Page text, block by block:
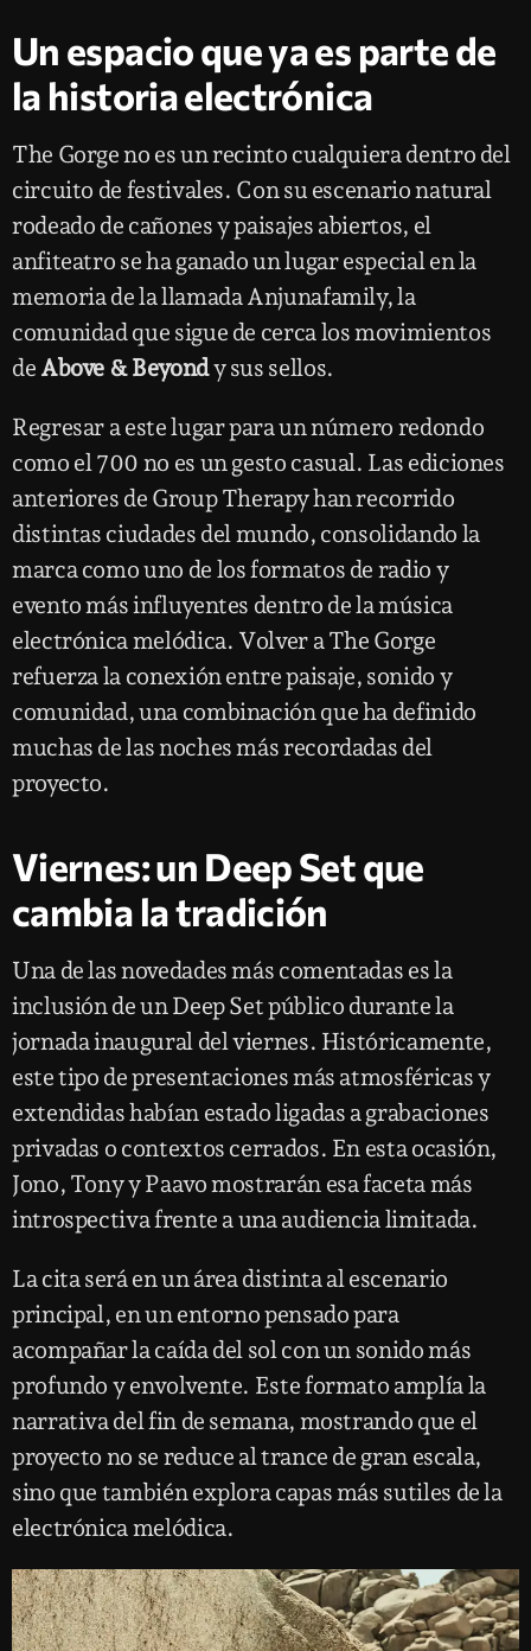
Un espacio que ya es parte de
la historia electrónica
The Gorge no es un recinto cualquiera dentro del
circuito de festivales. Con su escenario natural
rodeado de cañones y paisajes abiertos, el
anfiteatro se ha ganado un lugar especial en la
memoria de la llamada Anjunafamily, la
comunidad que sigue de cerca los movimientos
de Above & Beyondy sus sellos.
Regresar a este lugar para un número redondo
como el 700 no es un gesto casual. Las ediciones
anteriores de Group Therapy han recorrido
distintas ciudades del mundo, consolidando la
marca como uno de los formatos de radio y
evento más influyentes dentro de la música
electrónica melódica. Volver a The Gorge
refuerza la conexión entre paisaje, sonido y
comunidad, una combinación que ha definido
muchas de las noches más recordadas del
proyecto.
Viernes: un Deep Set que
cambia la tradición
Una de las novedades más comentadas es la
inclusión de un Deep Set público durante la
jornada inaugural del viernes. Históricamente,
este tipo de presentaciones más atmosféricas y
extendidas habían estado ligadas a grabaciones
privadas o contextos cerrados. En esta ocasión,
Jono, Tony y Paavo mostrarán esa faceta más
introspectiva frente a una audiencia limitada.
La cita será en un área distinta al escenario
principal, en un entorno pensado para
acompañar la caída del sol con un sonido más
profundo y envolvente. Este formato amplía la
narrativa del fin de semana, mostrando que el
proyecto no se reduce al trance de gran escala,
sino que también explora capas más sutiles de la
electrónica melódica.